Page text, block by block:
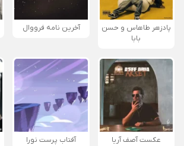
پادزهر طاهاس و حسن
بابا
آخرین نامه فرووال
عکست آصف آریا آفتاب پرست نورا